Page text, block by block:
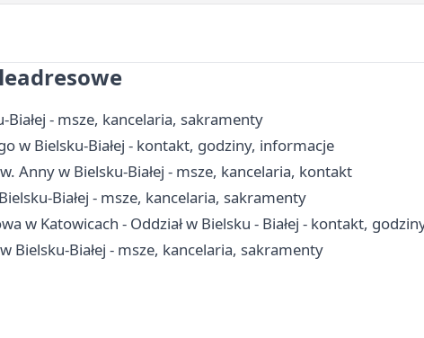
- msze, kancelaria, sakramenty
w Bielsku-Białej - kontakt, godziny, informacje
Anny w Bielsku-Białej - msze, kancelaria, kontakt
Białej - msze, kancelaria, sakramenty
w Katowicach - Oddział w Bielsku - Białej - kontakt,
Bielsku-Białej - msze, kancelaria, sakramenty